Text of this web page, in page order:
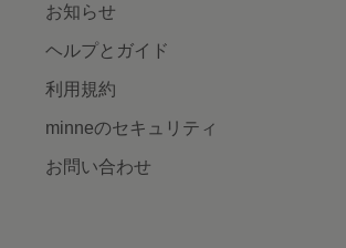
お知らせ
ヘルプとガイド
利用規約
minneのセキュリティ
お問い合わせ